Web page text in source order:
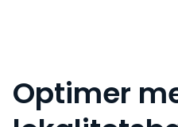
Optimer